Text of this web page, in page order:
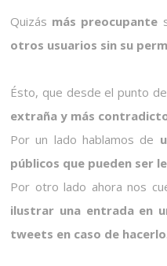
Quizás más preocupante
otros usuarios sin su
Ésto, que desde el punto
extraña y más
Por un lado hablamos de
públicos que pueden ser
Por otro lado ahora nos
ilustrar una entrada en
tweets en caso de hacerlo